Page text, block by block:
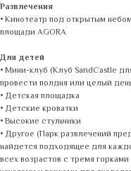
Развлечения
• Кинотеатр под открытым
площади AGORA
Для детей
• Мини-клуб (Клуб SandCastle
провести полдня или целый
• Детская площадка
• Детские кроватки
• Высокие стульчики
• Другое (Парк развлечений
найдется подходящее для
всех возрастов с тремя